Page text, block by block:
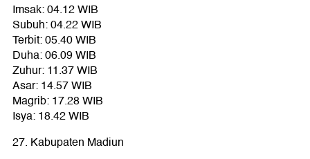
Imsak: 04.12 WIB
Subuh: 04.22 WIB
Terbit: 05.40 WIB
Duha: 06.09 WIB
Zuhur: 11.37 WIB
Asar: 14.57 WIB
Magrib: 17.28 WIB
Isya: 18.42 WIB
27. Kabupaten Madiun